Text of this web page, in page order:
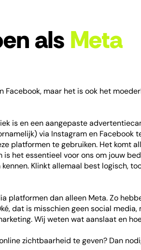
als Meta
Facebook, maar het is ook het
is en een aangepaste
via Instagram en Facebook
platformen te gebruiken. Het komt
het essentieel voor ons om jouw
Klinkt allemaal best logisch,
platformen dan alleen Meta. Zo
dat is misschien geen social media,
Wij weten wat aanslaat en
zichtbaarheid te geven? Dan